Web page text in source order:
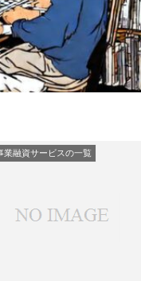
業融資サービスの一覧